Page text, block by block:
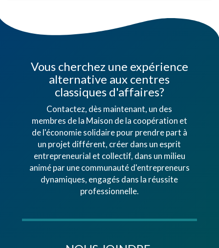
Vous cherchez une expérience
alternative aux centres
classiques d'affaires?
Contactez, dès maintenant, un des
membres de la Maison de la coopération et
de l'économie solidaire pour prendre part à
un projet différent, créer dans un esprit
entrepreneurial et collectif, dans un milieu
animé par une communauté d'entrepreneurs
dynamiques, engagés dans la réussite
professionnelle.